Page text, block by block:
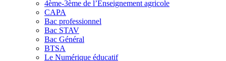
4ème-3ème de l’Enseignement agricole
CAPA
Bac professionnel
Bac STAV
Bac Général
BTSA
Le Numérique éducatif